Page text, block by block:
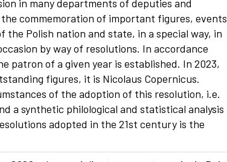
in many departments of deputies and
commemoration of important figures, events
the Polish nation and state, in a special way, in
by way of resolutions. In accordance
patron of a given year is established. In 2023,
figures, it is Nicolaus Copernicus.
of the adoption of this resolution, i.e.
a synthetic philological and statistical analysis
adopted in the 21st century is the